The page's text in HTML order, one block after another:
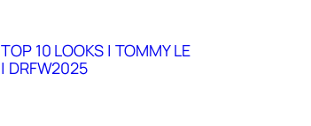
TOP 10 LOOKS | TOMMY LE
| DRFW2025